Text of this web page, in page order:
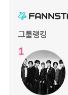
그룹랭킹
1